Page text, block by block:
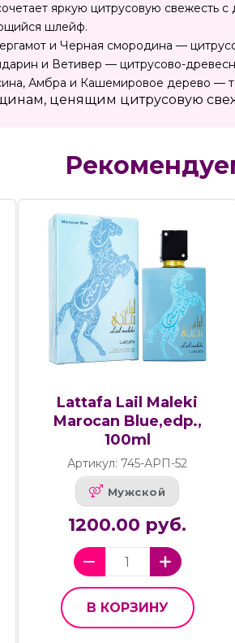
яркую цитрусовую свежесть
шлейф.
и Черная смородина —
и Ветивер — цитрусово-
Амбра и Кашемировое дерево —
ценящим цитрусовую
Lattafa Lail Maleki
Marocan Blue,edp.,
100ml
Артикул: 745-АРП-52
Мужской
1200.00 руб.
В КОРЗИНУ